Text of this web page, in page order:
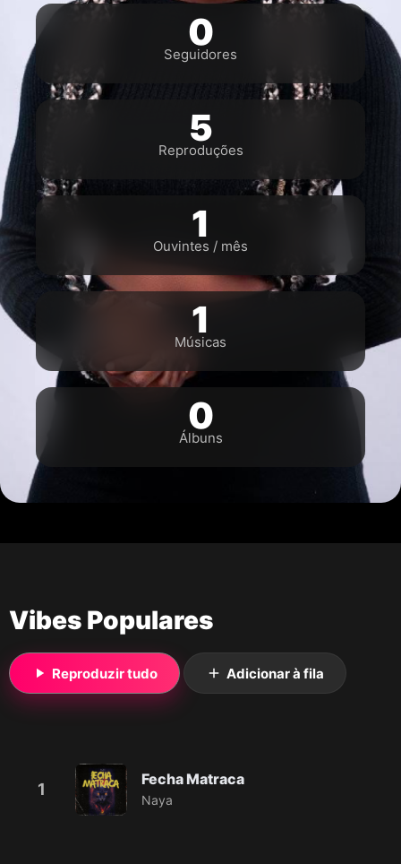
0
Seguidores
5
Reproduções
1
Ouvintes / mês
1
Músicas
0
Álbuns
Vibes Populares
Reproduzir tudo Adicionar à fila
1
Fecha Matraca
Naya